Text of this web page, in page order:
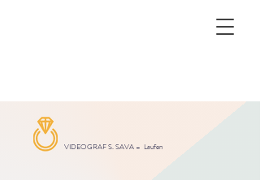
VIDEOGRAF S. SAVA – Laufen